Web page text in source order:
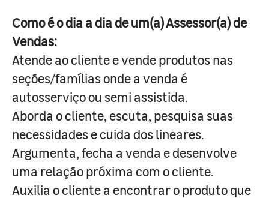
Como é o dia a dia de um(a) Assessor(a) de
Vendas:
Atende ao cliente e vende produtos nas
seções/famílias onde a venda é
autosserviço ou semi assistida.
Aborda o cliente, escuta, pesquisa suas
necessidades e cuida dos lineares.
Argumenta, fecha a venda e desenvolve
uma relação próxima com o cliente.
Auxilia o cliente a encontrar o produto que